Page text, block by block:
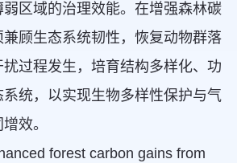
区域的治理效能。在增强森林碳
顾生态系统韧性，恢复动物群落
过程发生，培育结构多样化、功
统，以实现生物多样性保护与气
效。
forest carbon gains from